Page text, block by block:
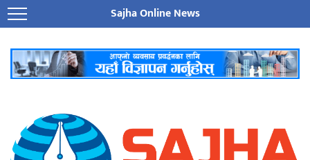
Sajha Online News